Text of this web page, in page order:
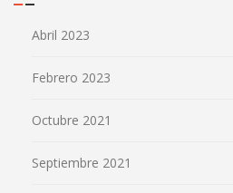
Abril 2023
Febrero 2023
Octubre 2021
Septiembre 2021